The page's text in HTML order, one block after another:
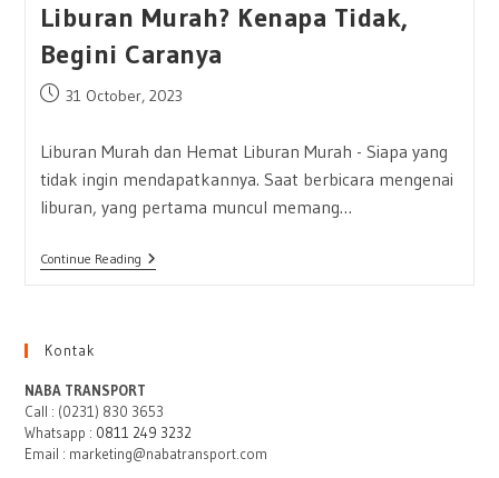
Liburan Murah? Kenapa Tidak,
Begini Caranya
Post31 October, 2023
Liburan Murah dan Hemat Liburan Murah - Siapa yang
tidak ingin mendapatkannya. Saat berbicara mengenai
liburan, yang pertama muncul memang…
Continue ReadingLiburan
Murah?
Kontak
NABA TRANSPORT
Call : (0231) 830 3653
Whatsapp : 0811 249 3232
Email : marketing@nabatransport.com